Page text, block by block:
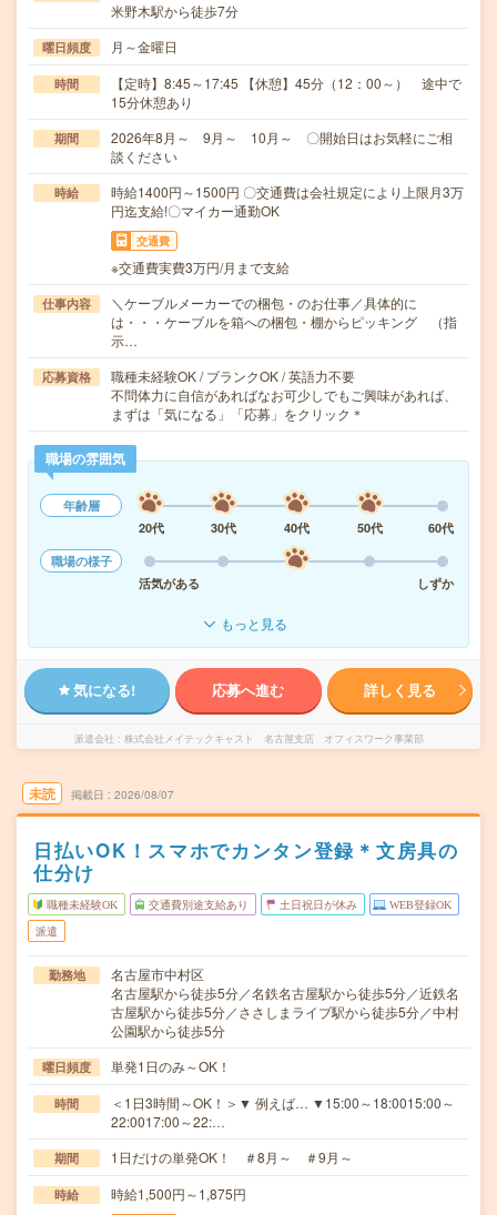
米野木駅から徒歩7分
曜日頻度 月～金曜日
時間
【定時】8:45～17:45 【休憩】45分（12：00～） 途中で
15分休憩あり
期間
2026年8月～ 9月～ 10月～ 〇開始日はお気軽にご相
談ください
時給
時給1400円～1500円 〇交通費は会社規定により上限月3万
円迄支給!〇マイカー通勤OK
交通費
※交通費実費3万円/月まで支給
仕事内容
＼ケーブルメーカーでの梱包・のお仕事／具体的に
は・・・ケーブルを箱への梱包・棚からピッキング （指
示…
応募資格
職種未経験OK / ブランクOK / 英語力不要
不問体力に自信があればなお可少しでもご興味があれば、
まずは「気になる」「応募」をクリック＊
職場の雰囲気
年齢層
20代
30代 40代 50代
60代
職場の様子
活気がある
しずか
もっと見る
気になる! 応募へ進む 詳しく見る
派遣会社 株式会社メイテックキャスト 名古屋支店 オフィスワーク事業部
未読 掲載日 2026/08/07
日払いOK！スマホでカンタン登録＊文房具の
仕分け
職種未経験OK 交通費別途支給あり 土日祝日が休み WEB登録OK
派遣
勤務地
名古屋市中村区
名古屋駅から徒歩5分／名鉄名古屋駅から徒歩5分／近鉄名
古屋駅から徒歩5分／ささしまライブ駅から徒歩5分／中村
公園駅から徒歩5分
曜日頻度 単発1日のみ～OK！
時間
＜1日3時間～OK！＞▼ 例えば… ▼15:00～18:0015:00～
22:0017:00～22:…
期間 1日だけの単発OK！ ＃8月～ ＃9月～
時給 時給1,500円～1,875円